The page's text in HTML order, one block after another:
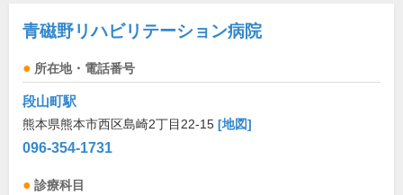
青磁野リハビリテーション病院
所在地・電話番号
段山町駅
熊本県熊本市西区島崎2丁目22-15 [地図]
096-354-1731
診療科目